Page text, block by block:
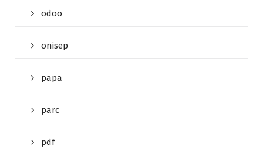
odoo
onisep
papa
parc
pdf